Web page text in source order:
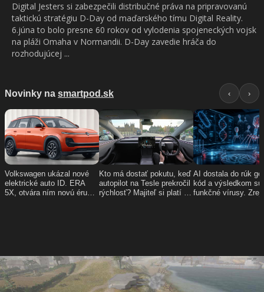
Digital Jesters si zabezpečili distribučné práva na pripravovanú
taktickú stratégiu D-Day od maďarského tímu Digital Reality.
6.júna to bolo presne 60 rokov od vylodenia spojeneckých vojsk
na pláži Omaha v Normandii. D-Day zavedie hráča do
rozhodujúcej ...